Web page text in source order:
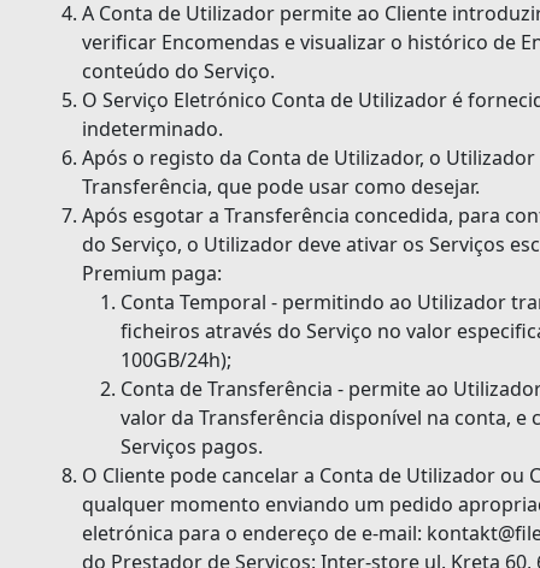
A Conta de Utilizador permite ao Cliente
verificar Encomendas e visualizar o histórico de
conteúdo do Serviço.
O Serviço Eletrónico Conta de Utilizador é
indeterminado.
Após o registo da Conta de Utilizador, o
Transferência, que pode usar como desejar.
Após esgotar a Transferência concedida, para
do Serviço, o Utilizador deve ativar os Serviços
Premium paga:
Conta Temporal - permitindo ao Utilizador
ficheiros através do Serviço no valor
100GB/24h);
Conta de Transferência - permite ao
valor da Transferência disponível na conta,
Serviços pagos.
O Cliente pode cancelar a Conta de Utilizador ou
qualquer momento enviando um pedido
eletrónica para o endereço de e-mail:
do Prestador de Serviços: Inter-store ul. Kręta